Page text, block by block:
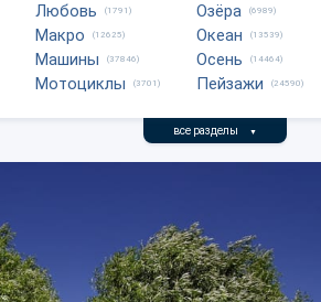
Любовь (1791)
Макро (12625)
Машины (37846)
Мотоциклы (3701)
Озёра (6989)
Океан (13539)
Осень (14464)
Пейзажи (24590)
все разделы ▼